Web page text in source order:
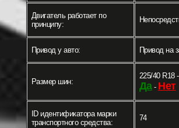
Двигатель работает по
принципу:
Привод у авто: Привод на
Размер шин:
225/40 R18
Да- Нет
ID идентификатора марки
транспортного средства:
74